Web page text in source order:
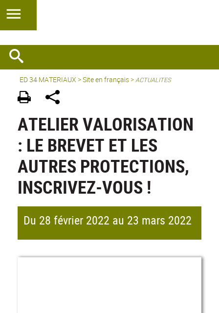
ED 34 MATERIAUX >Site en français>ACTUALITES
ATELIER VALORISATION
: LE BREVET ET LES
AUTRES PROTECTIONS,
INSCRIVEZ-VOUS !
Du 28 février 2022 au 23 mars 2022